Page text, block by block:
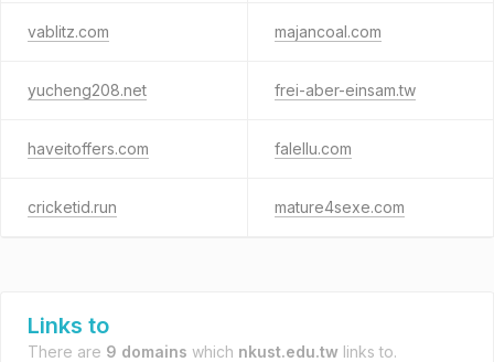
vablitz.com majancoal.com
yucheng208.net frei-aber-einsam.tw
haveitoffers.com falellu.com
cricketid.run mature4sexe.com
Links to
There are 9 domains which nkust.edu.tw links to.